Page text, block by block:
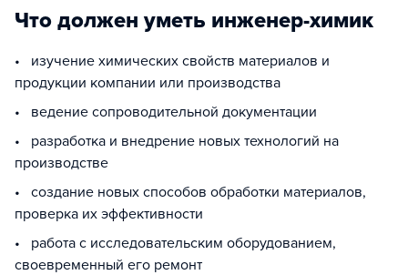
Что должен уметь инженер-химик
• изучение химических свойств материалов и
продукции компании или производства
• ведение сопроводительной документации
• разработка и внедрение новых технологий на
производстве
• создание новых способов обработки материалов,
проверка их эффективности
• работа с исследовательским оборудованием,
своевременный его ремонт